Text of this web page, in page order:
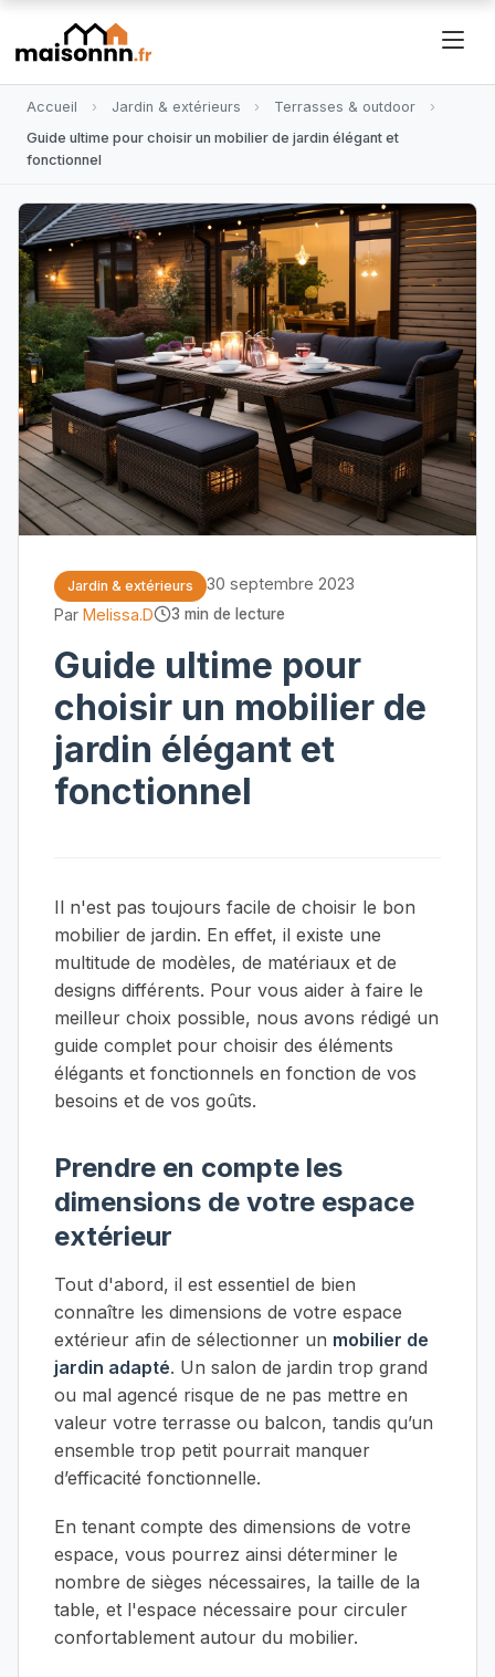
Accueil Jardin & extérieurs
Terrasses & outdoor
Guide ultime pour choisir un mobilier de jardin élégant et
fonctionnel
Jardin & extérieurs
30 septembre 2023
Par Melissa.D 3 min de lecture
Guide ultime pour
choisir un mobilier de
jardin élégant et
fonctionnel
Il n'est pas toujours facile de choisir le bon
mobilier de jardin. En effet, il existe une
multitude de modèles, de matériaux et de
designs différents. Pour vous aider à faire le
meilleur choix possible, nous avons rédigé un
guide complet pour choisir des éléments
élégants et fonctionnels en fonction de vos
besoins et de vos goûts.
Prendre en compte les
dimensions de votre espace
extérieur
Tout d'abord, il est essentiel de bien
connaître les dimensions de votre espace
extérieur afin de sélectionner un mobilier de
jardin adapté. Un salon de jardin trop grand
ou mal agencé risque de ne pas mettre en
valeur votre terrasse ou balcon, tandis qu’un
ensemble trop petit pourrait manquer
d’efficacité fonctionnelle.
En tenant compte des dimensions de votre
espace, vous pourrez ainsi déterminer le
nombre de sièges nécessaires, la taille de la
table, et l'espace nécessaire pour circuler
confortablement autour du mobilier.